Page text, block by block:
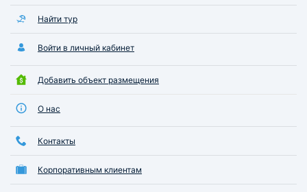
Найти тур
Войти в личный кабинет
Добавить объект размещения
О нас
Контакты
Корпоративным клиентам